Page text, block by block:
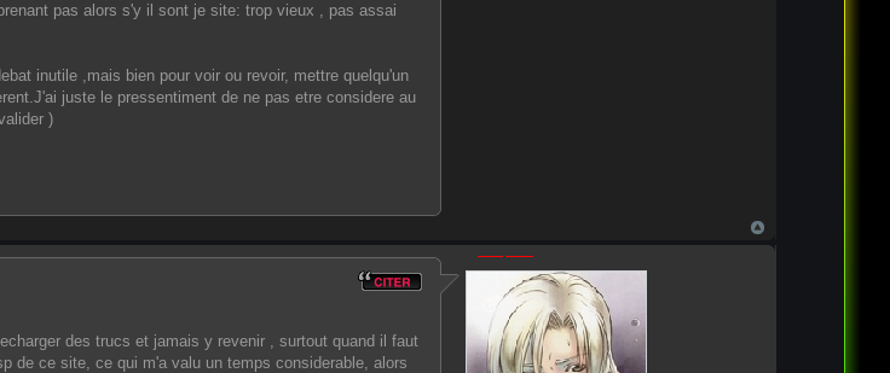
pas alors s'y il sont je site: trop vieux , pas assai
inutile ,mais bien pour voir ou revoir, mettre quelqu'un
juste le pressentiment de ne pas etre considere au
)
des trucs et jamais y revenir , surtout quand il faut
de ce site, ce qui m'a valu un temps considerable, alors